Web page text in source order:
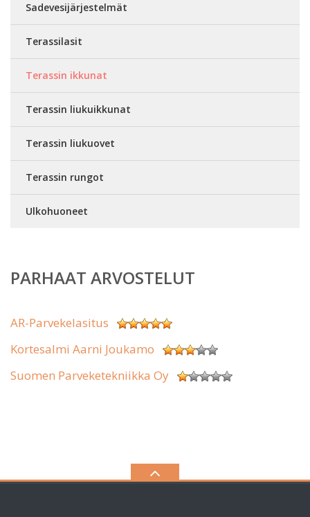
Sadevesijärjestelmät
Terassilasit
Terassin ikkunat
Terassin liukuikkunat
Terassin liukuovet
Terassin rungot
Ulkohuoneet
PARHAAT ARVOSTELUT
AR-Parvekelasitus
Kortesalmi Aarni Joukamo
Suomen Parveketekniikka Oy